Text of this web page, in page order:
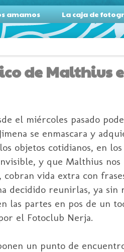
amamos La caja de
de Malthius
el miércoles pasado
se enmascara y
objetos cotidianos, en los
y que Malthius
cobran vida extra con
decidido reunirlas, ya sin
las partes en pos de un
el Fotoclub Nerja.
un punto de